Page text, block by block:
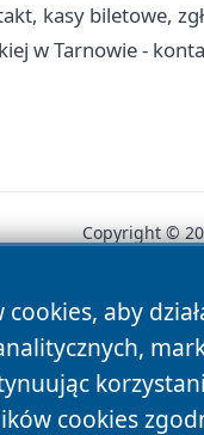
kasy biletowe,
w Tarnowie -
aby
cookies
Copyright ©
News